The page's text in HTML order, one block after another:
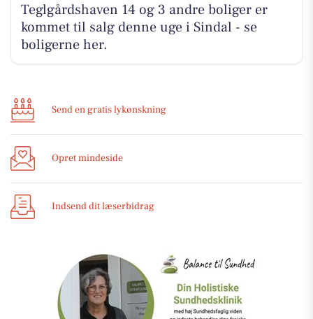
Teglgårdshaven 14 og 3 andre boliger er
kommet til salg denne uge i Sindal - se
boligerne her.
Send en gratis lykønskning
Opret mindeside
Indsend dit læserbidrag